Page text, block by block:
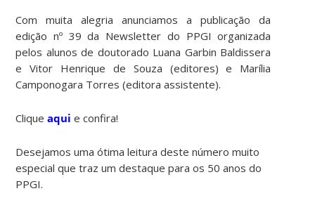
Com muita alegria anunciamos a publicação da
edição nº 39 da Newsletter do PPGI organizada
pelos alunos de doutorado Luana Garbin Baldissera
e Vitor Henrique de Souza (editores) e Marília
Camponogara Torres (editora assistente).
Cliqueaquie confira!
Desejamos uma ótima leitura deste número muito
especial que traz um destaque para os 50 anos do
PPGI.